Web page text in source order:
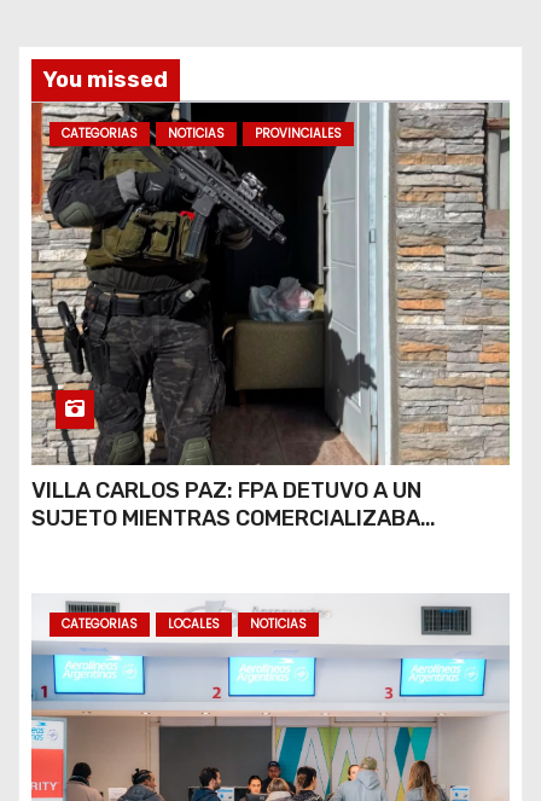
s
You missed
CATEGORIAS NOTICIAS PROVINCIALES
VILLA CARLOS PAZ: FPA DETUVO A UN
SUJETO MIENTRAS COMERCIALIZABA
CATEGORIAS LOCALES NOTICIAS